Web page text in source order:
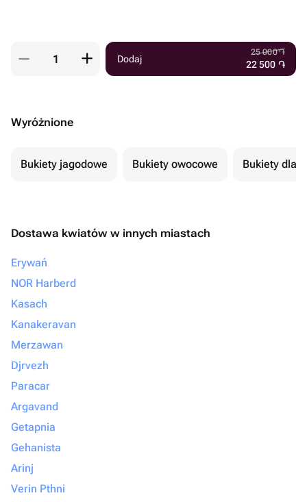
Dodaj
25 000֏
22 500 ֏
Wyróżnione
Bukiety jagodowe Bukiety owocowe Bukiety dla
Dostawa kwiatów w innych miastach
Erywań
NOR Harberd
Kasach
Kanakeravan
Merzawan
Djrvezh
Paracar
Argavand
Getapnia
Gehanista
Arinj
Verin Pthni